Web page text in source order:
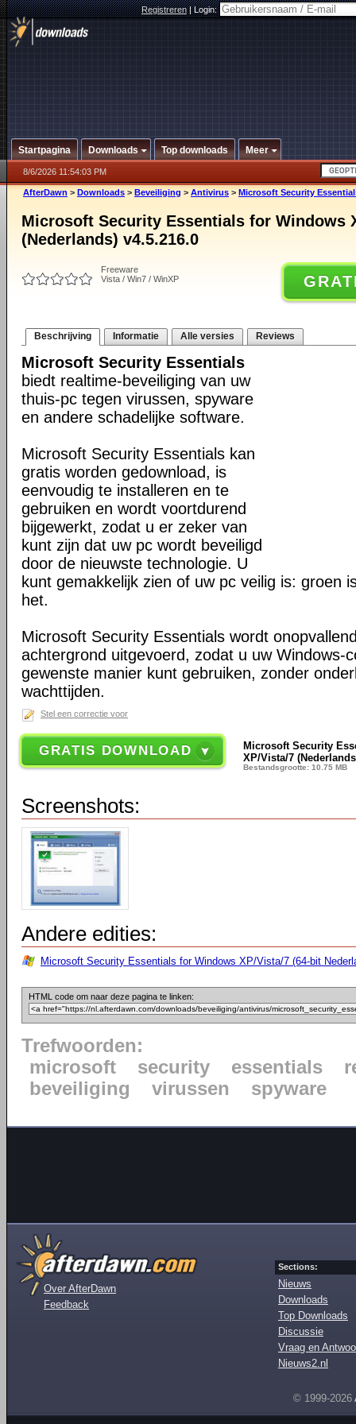
Registreren|Login:
Startpagina Downloads Top downloads Meer
8/6/2026 11:54:03 PM
AfterDawn > Downloads > Beveiliging > Antivirus > Microsoft Security
Microsoft Security Essentials for Windows
(Nederlands) v4.5.216.0
Freeware
Vista / Win7 / WinXP
Beschrijving Informatie Alle versies Reviews
Microsoft Security Essentials
biedt realtime-beveiliging van uw
thuis-pc tegen virussen, spyware
en andere schadelijke software.
Microsoft Security Essentials kan
gratis worden gedownload, is
eenvoudig te installeren en te
gebruiken en wordt voortdurend
bijgewerkt, zodat u er zeker van
kunt zijn dat uw pc wordt beveiligd
door de nieuwste technologie. U
kunt gemakkelijk zien of uw pc veilig is: groen
het.
Microsoft Security Essentials wordt
achtergrond uitgevoerd, zodat u uw Windows-
gewenste manier kunt gebruiken, zonder
wachttijden.
Stel een correctie voor
GRATIS DOWNLOAD
Microsoft Security
XP/Vista/7
Bestandsgrootte: 10.75 MB
Screenshots:
Andere edities:
Microsoft Security Essentials for Windows XP/Vista/7 (64-bit
HTML code om naar deze pagina te linken:
Trefwoorden:
microsoft
security essentials
beveiliging
virussen spyware
Over AfterDawn
Feedback
Sections:
Nieuws
Downloads
Top Downloads
Discussie
Vraag en
Nieuws2.nl
© 1999-2026